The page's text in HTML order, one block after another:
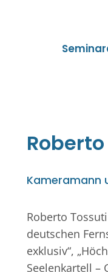
Roberto
Kameramann
Roberto
deutschen
exklusiv“,
Seelenkartell –